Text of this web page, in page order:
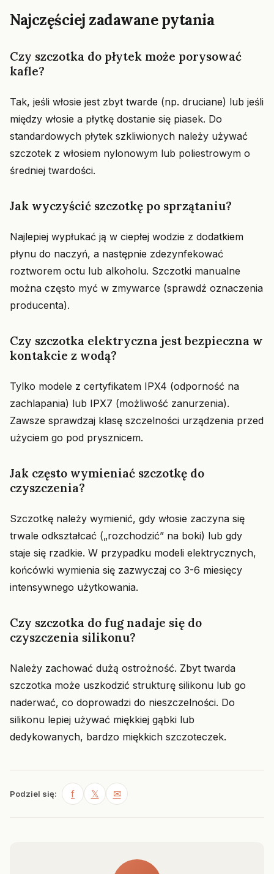
Najczęściej zadawane pytania
Czy szczotka do płytek może porysować
kafle?
Tak, jeśli włosie jest zbyt twarde (np. druciane) lub jeśli
między włosie a płytkę dostanie się piasek. Do
standardowych płytek szkliwionych należy używać
szczotek z włosiem nylonowym lub poliestrowym o
średniej twardości.
Jak wyczyścić szczotkę po sprzątaniu?
Najlepiej wypłukać ją w ciepłej wodzie z dodatkiem
płynu do naczyń, a następnie zdezynfekować
roztworem octu lub alkoholu. Szczotki manualne
można często myć w zmywarce (sprawdź oznaczenia
producenta).
Czy szczotka elektryczna jest bezpieczna w
kontakcie z wodą?
Tylko modele z certyfikatem IPX4 (odporność na
zachlapania) lub IPX7 (możliwość zanurzenia).
Zawsze sprawdzaj klasę szczelności urządzenia przed
użyciem go pod prysznicem.
Jak często wymieniać szczotkę do
czyszczenia?
Szczotkę należy wymienić, gdy włosie zaczyna się
trwale odkształcać („rozchodzić” na boki) lub gdy
staje się rzadkie. W przypadku modeli elektrycznych,
końcówki wymienia się zazwyczaj co 3-6 miesięcy
intensywnego użytkowania.
Czy szczotka do fug nadaje się do
czyszczenia silikonu?
Należy zachować dużą ostrożność. Zbyt twarda
szczotka może uszkodzić strukturę silikonu lub go
naderwać, co doprowadzi do nieszczelności. Do
silikonu lepiej używać miękkiej gąbki lub
dedykowanych, bardzo miękkich szczoteczek.
Podziel się: f 𝕏 ✉